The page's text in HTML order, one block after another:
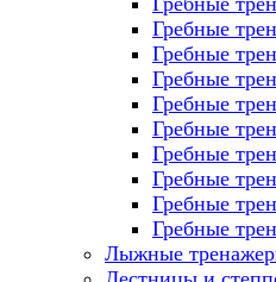
Гребные
Гребные
Гребные
Гребные
Гребные
Гребные
Гребные
Гребные
Гребные
Лыжные